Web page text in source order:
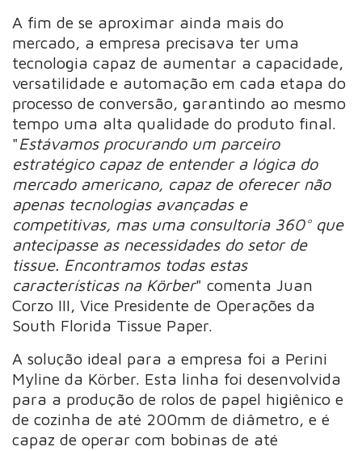
A fim de se aproximar ainda mais do
mercado, a empresa precisava ter uma
tecnologia capaz de aumentar a capacidade,
versatilidade e automação em cada etapa do
processo de conversão, garantindo ao mesmo
tempo uma alta qualidade do produto final.
"Estávamos procurando um parceiro
estratégico capaz de entender a lógica do
mercado americano, capaz de oferecer não
apenas tecnologias avançadas e
competitivas, mas uma consultoria 360° que
antecipasse as necessidades do setor de
tissue. Encontramos todas estas
características na Körber" comenta Juan
Corzo III, Vice Presidente de Operações da
South Florida Tissue Paper.
A solução ideal para a empresa foi a Perini
Myline da Körber. Esta linha foi desenvolvida
para a produção de rolos de papel higiênico e
de cozinha de até 200mm de diâmetro, e é
capaz de operar com bobinas de até